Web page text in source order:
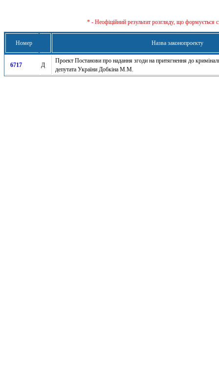
* - Неофіційний результат розгляду, що формується
Номер Назва законопроекту
6717 Д
Проект Постанови про надання згоди на притягнення до
депутата України Добкіна М.М.